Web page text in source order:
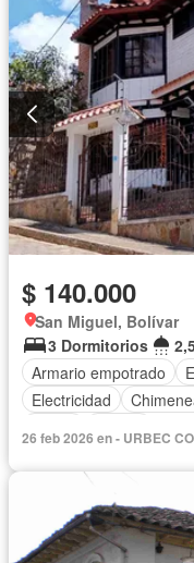
$ 140.000
San Miguel, Bolívar
3 Dormitorios
Armario empotrado
Electricidad
26 feb 2026 en - URBEC